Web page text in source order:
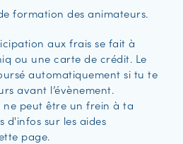
formation des animateurs.
aux frais se fait à
ou une carte de crédit. Le
automatiquement si tu te
avant l’évènement.
peut être un frein à ta
d'infos sur les aides
page.